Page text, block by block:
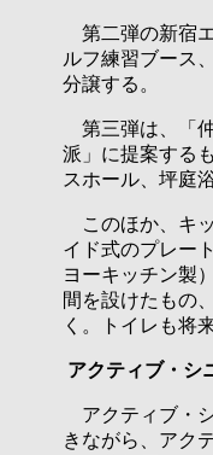
第二弾の新宿
ルフ練習ブース
分譲する。
第三弾は、「
派」に提案する
スホール、坪庭
このほか、キ
イド式のプレー
ヨーキッチン製
間を設けたもの
く。トイレも将
アクティブ・シ
アクティブ・
きながら、アク